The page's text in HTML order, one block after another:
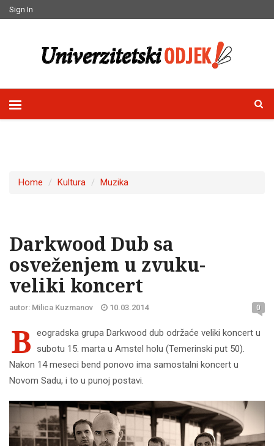
Sign In
Home Kultura Muzika
Darkwood Dub sa
osveženjem u zvuku-
veliki koncert
autor: Milica Kuzmanov 10.03.2014 0
B eogradska grupa Darkwood dub održaće veliki koncert u
subotu 15. marta u Amstel holu (Temerinski put 50).
Nakon 14 meseci bend ponovo ima samostalni koncert u
Novom Sadu, i to u punoj postavi.